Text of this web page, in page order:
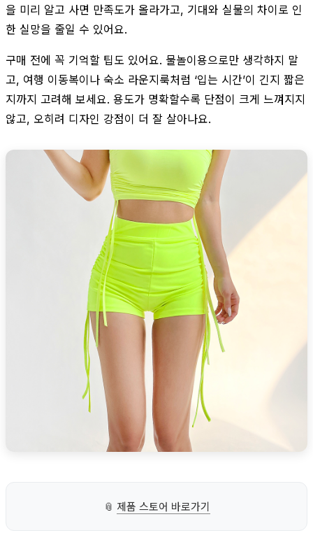
을 미리 알고 사면 만족도가 올라가고, 기대와 실물의 차이로 인
한 실망을 줄일 수 있어요.
구매 전에 꼭 기억할 팁도 있어요. 물놀이용으로만 생각하지 말
고, 여행 이동복이나 숙소 라운지룩처럼 ‘입는 시간’이 긴지 짧은
지까지 고려해 보세요. 용도가 명확할수록 단점이 크게 느껴지지
않고, 오히려 디자인 강점이 더 잘 살아나요.
📎 제품 스토어 바로가기